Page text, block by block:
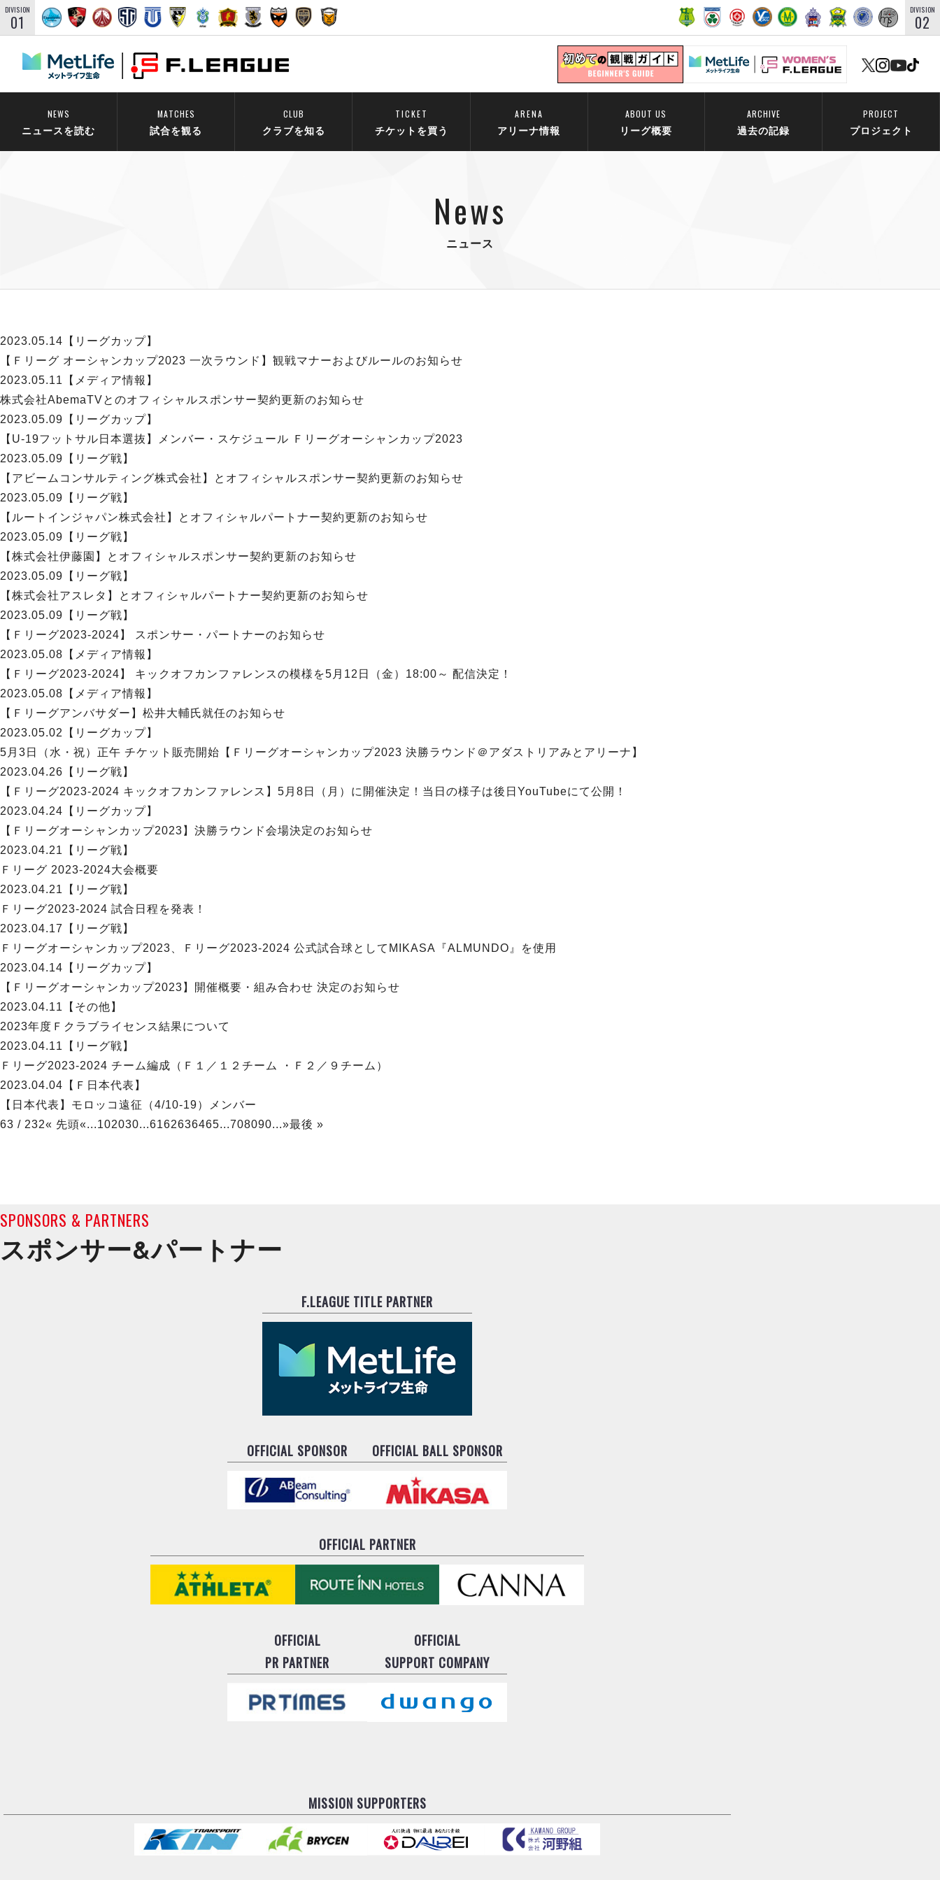
DIVISION
01
DIVISION
02
NEWS
ニュースを読む
MATCHES
試合を観る
CLUB
クラブを知る
TICKET
チケットを買う
ARENA
アリーナ情報
ABOUT US
リーグ概要
ARCHIVE
過去の記録
PROJECT
プロジェクト
News
ニュース
2023.05.14 【リーグカップ】
【Ｆリーグ オーシャンカップ2023 一次ラウンド】観戦マナーおよびルールのお知らせ
2023.05.11
【メディア情報】
株式会社AbemaTVとのオフィシャルスポンサー契約更新のお知らせ
2023.05.09 【リーグカップ】
【U-19フットサル日本選抜】メンバー・スケジュール Ｆリーグオーシャンカップ2023
2023.05.09 【リーグ戦】
【アビームコンサルティング株式会社】とオフィシャルスポンサー契約更新のお知らせ
2023.05.09 【リーグ戦】
【ルートインジャパン株式会社】とオフィシャルパートナー契約更新のお知らせ
2023.05.09 【リーグ戦】
【株式会社伊藤園】とオフィシャルスポンサー契約更新のお知らせ
2023.05.09 【リーグ戦】
【株式会社アスレタ】とオフィシャルパートナー契約更新のお知らせ
2023.05.09 【リーグ戦】
【Ｆリーグ2023-2024】 スポンサー・パートナーのお知らせ
2023.05.08 【メディア情報】
【Ｆリーグ2023-2024】 キックオフカンファレンスの模様を5月12日（金）18:00～ 配信決定！
2023.05.08 【メディア情報】
【Ｆリーグアンバサダー】松井大輔氏就任のお知らせ
2023.05.02
【リーグカップ】
5月3日（水・祝）正午 チケット販売開始【Ｆリーグオーシャンカップ2023 決勝ラウンド＠アダストリアみとアリーナ】
2023.04.26 【リーグ戦】
【Ｆリーグ2023-2024 キックオフカンファレンス】5月8日（月）に開催決定！当日の様子は後日YouTubeにて公開！
2023.04.24 【リーグカップ】
【Ｆリーグオーシャンカップ2023】決勝ラウンド会場決定のお知らせ
2023.04.21
【リーグ戦】
Ｆリーグ 2023-2024大会概要
2023.04.21
【リーグ戦】
Ｆリーグ2023-2024 試合日程を発表！
2023.04.17
【リーグ戦】
Ｆリーグオーシャンカップ2023、Ｆリーグ2023-2024 公式試合球としてMIKASA『ALMUNDO』を使用
2023.04.14 【リーグカップ】
【Ｆリーグオーシャンカップ2023】開催概要・組み合わせ 決定のお知らせ
2023.04.11
【その他】
2023年度Ｆクラブライセンス結果について
2023.04.11
【リーグ戦】
Ｆリーグ2023-2024 チーム編成（Ｆ１／１２チーム ・Ｆ２／９チーム）
2023.04.04 【Ｆ日本代表】
【日本代表】モロッコ遠征（4/10-19）メンバー
63 / 232« 先頭«...102030...6162636465...708090...»最後 »
SPONSORS & PARTNERS
スポンサー&パートナー
F.LEAGUE TITLE PARTNER
OFFICIAL SPONSOR OFFICIAL BALL SPONSOR
OFFICIAL PARTNER
OFFICIAL
PR PARTNER
OFFICIAL
SUPPORT COMPANY
MISSION SUPPORTERS